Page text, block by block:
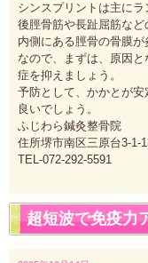
シンスプリントは主に
後脛骨筋や長趾屈筋など
内側にある脛骨の骨膜が
なので、まずは、原因
症を抑えましょう。
予防として、かかとが
良いでしょう。
ふじわら鍼灸整骨院
住所堺市南区三原台3-1-
TEL-072-292-5591
超短波で免疫力